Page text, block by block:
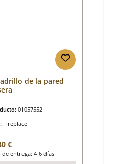
de la pared
01057552
Fireplace
normal:
€
entrega: 4-6 días